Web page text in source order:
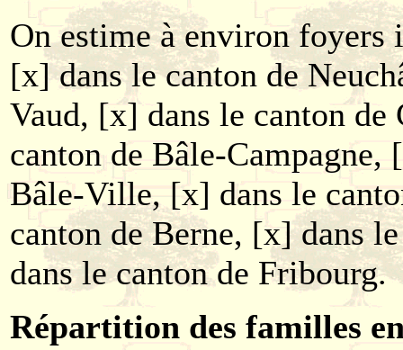
On estime à environ foyers
[x] dans le canton de
Vaud, [x] dans le canton de
canton de Bâle-Campagne,
Bâle-Ville, [x] dans le
canton de Berne, [x] dans
dans le canton de Fribourg.
Répartition des familles